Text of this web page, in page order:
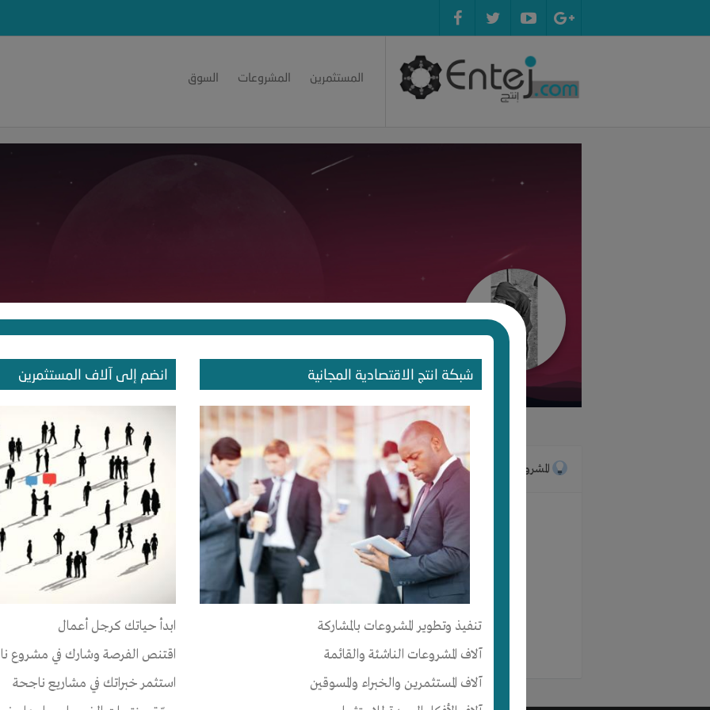
شبكة انتج الاقتصادية المجانية
تنفيذ وتطوير المشروعات بالمشاركة
آلاف المشروعات الناشئة والقائمة
آلاف المستثمرين والخبراء والمسوقين
انضم إلى آلاف المستثمرين
ابدأ حياتك كرجل أعمال
اقتنص الفرصة وشارك في مشروع
استثمر خبراتك في مشاريع ناجحة
المستثمرين المشروعات السوق
Ahmed Hossam
الرئيسية المشروعات الإعجابات الإصدقاء
المشروعات
لم ينضم أي مجموعة حتى الآن